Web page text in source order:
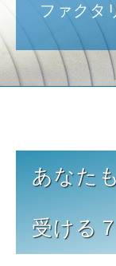
ファクタ
あなた
受ける